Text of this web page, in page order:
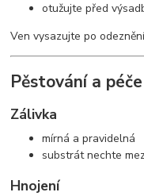
otužujte před
Ven vysazujte po
Pěstování a péče
Zálivka
mírná a pravidelná
substrát nechte
Hnojení